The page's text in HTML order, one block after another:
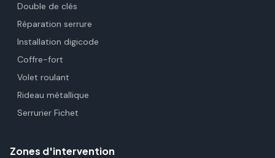
Double de clés
Réparation serrure
Installation digicode
Coffre-fort
Volet roulant
Rideau métallique
Serrurier Fichet
Zones d'intervention